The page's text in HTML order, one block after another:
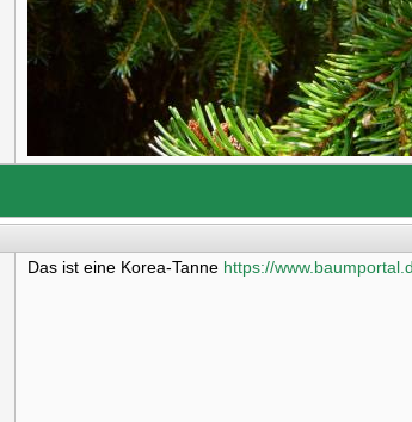
Das ist eine Korea-Tanne https://